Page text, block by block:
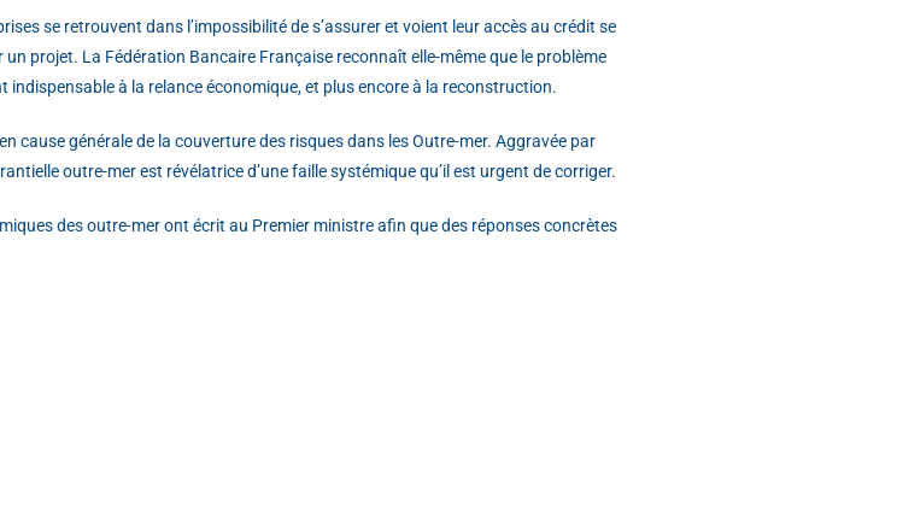
se retrouvent dans l’impossibilité de s’assurer et voient leur accès au crédit se
projet. La Fédération Bancaire Française reconnaît elle-même que le problème
à la relance économique, et plus encore à la reconstruction.
cause générale de la couverture des risques dans les Outre-mer. Aggravée par
outre-mer est révélatrice d’une faille systémique qu’il est urgent de corriger.
des outre-mer ont écrit au Premier ministre afin que des réponses concrètes